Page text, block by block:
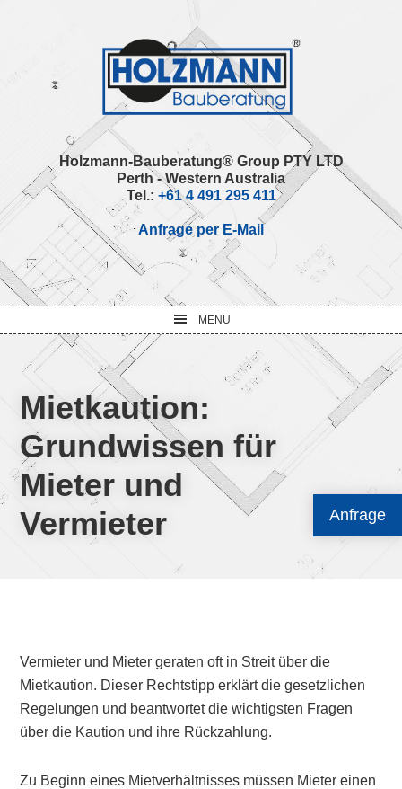
Anfrage
navigation
Holzmann-Bauberatung® Group PTY LTD
Perth - Western Australia
Tel.: +61 4 491 295 411
Anfrage per E-Mail
MENU
Mietkaution:
Grundwissen für
Mieter und
Vermieter
Vermieter und Mieter geraten oft in Streit über die
Mietkaution. Dieser Rechtstipp erklärt die gesetzlichen
Regelungen und beantwortet die wichtigsten Fragen
über die Kaution und ihre Rückzahlung.
Zu Beginn eines Mietverhältnisses müssen Mieter einen